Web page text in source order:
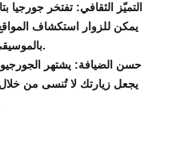
التميّز الثقافي: تفتخر
يمكن للزوار استكشاف المواقع
بالموسيقى والرقص الجورجي التقليدي.
حسن الضيافة: يشتهر
يجعل زيارتك لا تُنسى من